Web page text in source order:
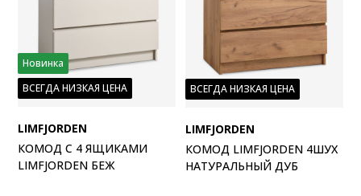
Новинка
ВСЕГДА НИЗКАЯ ЦЕНА
LIMFJORDEN
КОМОД С 4 ЯЩИКАМИ
LIMFJORDEN БЕЖ
ВСЕГДА НИЗКАЯ ЦЕНА
LIMFJORDEN
КОМОД LIMFJORDEN 4ШУХ
НАТУРАЛЬНЫЙ ДУБ